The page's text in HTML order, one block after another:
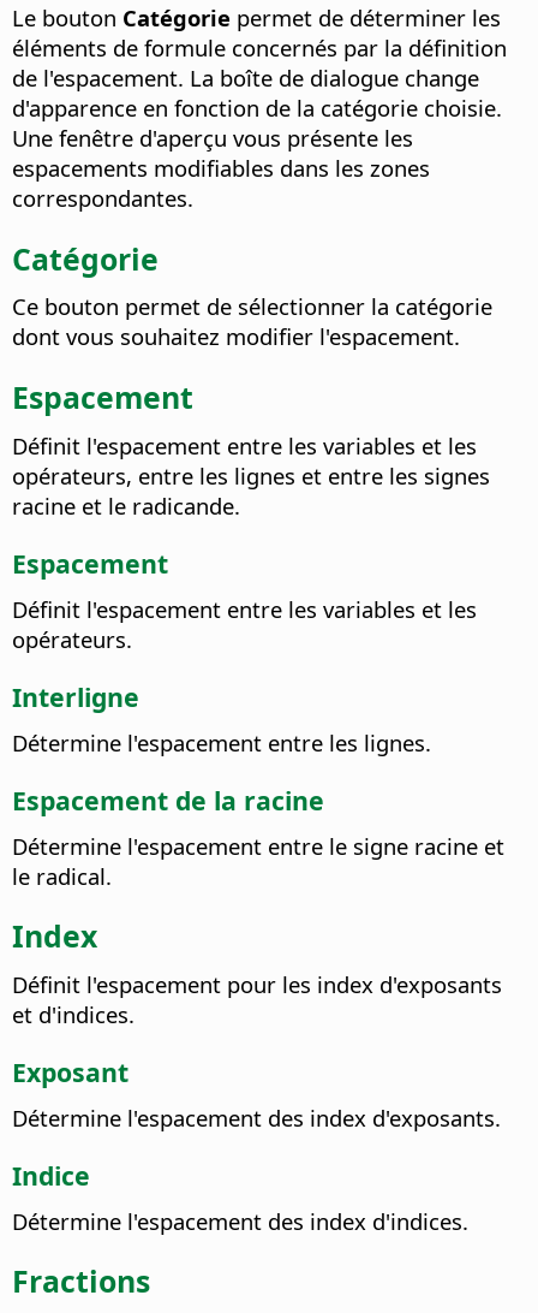
Le bouton Catégorie permet de déterminer les
éléments de formule concernés par la définition
de l'espacement. La boîte de dialogue change
d'apparence en fonction de la catégorie choisie.
Une fenêtre d'aperçu vous présente les
espacements modifiables dans les zones
correspondantes.
Catégorie
Ce bouton permet de sélectionner la catégorie
dont vous souhaitez modifier l'espacement.
Espacement
Définit l'espacement entre les variables et les
opérateurs, entre les lignes et entre les signes
racine et le radicande.
Espacement
Définit l'espacement entre les variables et les
opérateurs.
Interligne
Détermine l'espacement entre les lignes.
Espacement de la racine
Détermine l'espacement entre le signe racine et
le radical.
Index
Définit l'espacement pour les index d'exposants
et d'indices.
Exposant
Détermine l'espacement des index d'exposants.
Indice
Détermine l'espacement des index d'indices.
Fractions